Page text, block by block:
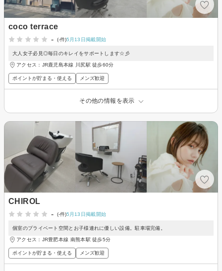
coco terrace
-
(-件)5月13日掲載開始
大人女子必見◎毎日のキレイをサポートします☆彡
アクセス：JR鹿児島本線 川尻駅 徒歩60分
ポイントが貯まる・使える メンズ歓迎
その他の情報を表示
CHIROL
-
(-件)5月13日掲載開始
個室のプライベート空間とお子様連れに優しい設備。駐車場完備。
アクセス：JR豊肥本線 南熊本駅 徒歩5分
ポイントが貯まる・使える メンズ歓迎